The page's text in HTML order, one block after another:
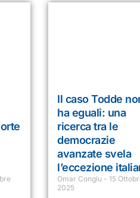
Il caso Todde
ha eguali: una
ricerca tra le
democrazie
avanzate svela
l’eccezione
Omar Congiu
15
2025